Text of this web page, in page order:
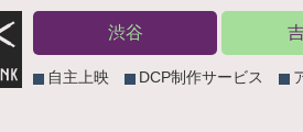
渋谷
自主上映 DCP制作サービス